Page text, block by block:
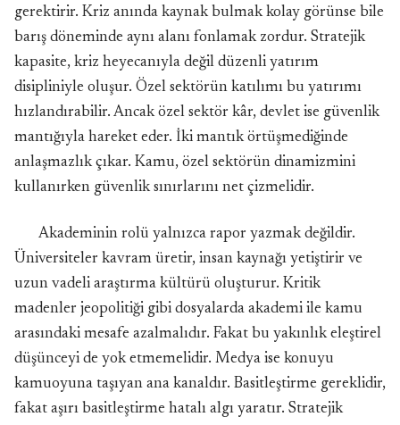
gerektirir. Kriz anında kaynak bulmak kolay görünse bile
barış döneminde aynı alanı fonlamak zordur. Stratejik
kapasite, kriz heyecanıyla değil düzenli yatırım
disipliniyle oluşur. Özel sektörün katılımı bu yatırımı
hızlandırabilir. Ancak özel sektör kâr, devlet ise güvenlik
mantığıyla hareket eder. İki mantık örtüşmediğinde
anlaşmazlık çıkar. Kamu, özel sektörün dinamizmini
kullanırken güvenlik sınırlarını net çizmelidir.
Akademinin rolü yalnızca rapor yazmak değildir.
Üniversiteler kavram üretir, insan kaynağı yetiştirir ve
uzun vadeli araştırma kültürü oluşturur. Kritik
madenler jeopolitiği gibi dosyalarda akademi ile kamu
arasındaki mesafe azalmalıdır. Fakat bu yakınlık eleştirel
düşünceyi de yok etmemelidir. Medya ise konuyu
kamuoyuna taşıyan ana kanaldır. Basitleştirme gereklidir,
fakat aşırı basitleştirme hatalı algı yaratır. Stratejik